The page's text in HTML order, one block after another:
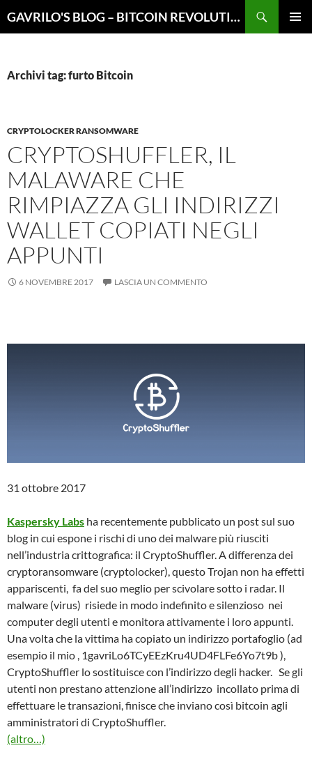
GAVRILO'S BLOG – BITCOIN REVOLUTION
Archivi tag: furto Bitcoin
CRYPTOLOCKER RANSOMWARE
CRYPTOSHUFFLER, IL
MALAWARE CHE
RIMPIAZZA GLI INDIRIZZI
WALLET COPIATI NEGLI
APPUNTI
6 NOVEMBRE 2017 LASCIA UN COMMENTO
31 ottobre 2017
Kaspersky Labs ha recentemente pubblicato un post sul suo
blog in cui espone i rischi di uno dei malware più riusciti
nell’industria crittografica: il CryptoShuffler. A differenza dei
cryptoransomware (cryptolocker), questo Trojan non ha effetti
appariscenti, fa del suo meglio per scivolare sotto i radar. Il
malware (virus) risiede in modo indefinito e silenzioso nei
computer degli utenti e monitora attivamente i loro appunti.
Una volta che la vittima ha copiato un indirizzo portafoglio (ad
esempio il mio , 1gavriLo6TCyEEzKru4UD4FLFe6Yo7t9b ),
CryptoShuffler lo sostituisce con l’indirizzo degli hacker. Se gli
utenti non prestano attenzione all’indirizzo incollato prima di
effettuare le transazioni, finisce che inviano così bitcoin agli
amministratori di CryptoShuffler.
(altro…)